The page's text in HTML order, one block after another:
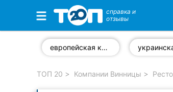
Избранные компании
справка и
отзывы
европейская кухня
ТОП 20 Компании Винницы